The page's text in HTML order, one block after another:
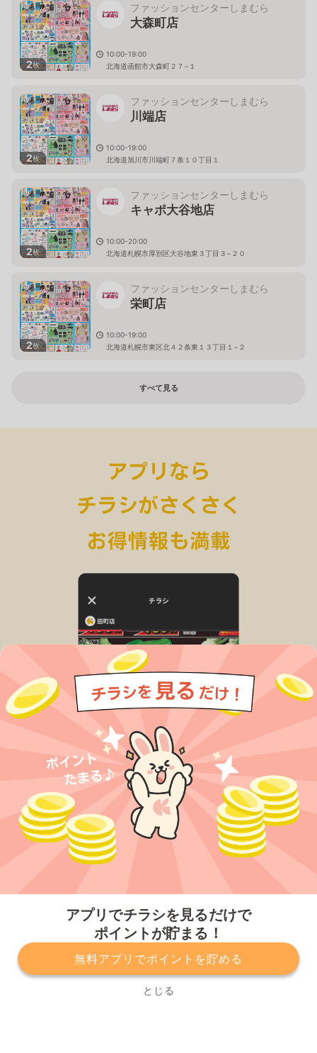
アプリでチラシを見るだけで
ポイントが貯まる！
無料アプリでポイントを貯める
とじる
2枚
ファッションセンターしまむら
大森町店
10:00-19:00
北海道函館市大森町２７−１
2枚
ファッションセンターしまむら
川端店
10:00-19:00
北海道旭川市川端町７条１０丁目１
2枚
ファッションセンターしまむら
キャポ大谷地店
10:00-20:00
北海道札幌市厚別区大谷地東３丁目３−２０
2枚
ファッションセンターしまむら
栄町店
10:00-19:00
北海道札幌市東区北４２条東１３丁目１−２
すべて見る
プライバシーポリシー 利用規約
運営会社
サービスに関してのお問い合わせ